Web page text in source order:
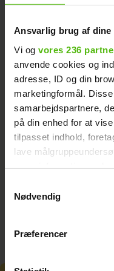
Ansvarlig brug af dine
Vi og vores 236
anvende cookies og
adresse, ID og din
marketingformål.
samarbejdspartnere,
på din enhed for at
tilpasset indhold,
lave
tilbage eller ændre
"Cookiedeklaration",
Nødvendig
Præferencer
der går godt i